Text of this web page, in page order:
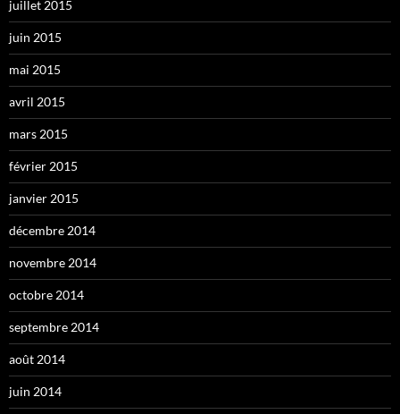
juillet 2015
juin 2015
mai 2015
avril 2015
mars 2015
février 2015
janvier 2015
décembre 2014
novembre 2014
octobre 2014
septembre 2014
août 2014
juin 2014